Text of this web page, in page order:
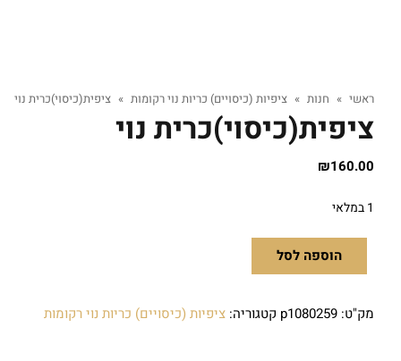
ראשי » חנות » ציפיות (כיסויים) כריות נוי רקומות » ציפית(כיסוי)כרית נוי
ציפית(כיסוי)כרית נוי
₪160.00
1 במלאי
הוספה לסל
מק"ט: p1080259 קטגוריה: ציפיות (כיסויים) כריות נוי רקומות